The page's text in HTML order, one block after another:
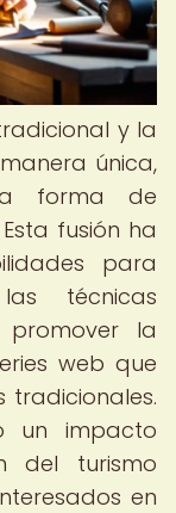
y la
única,
forma de
Esta fusión ha
para
técnicas
la
web que
un impacto
del turismo
en